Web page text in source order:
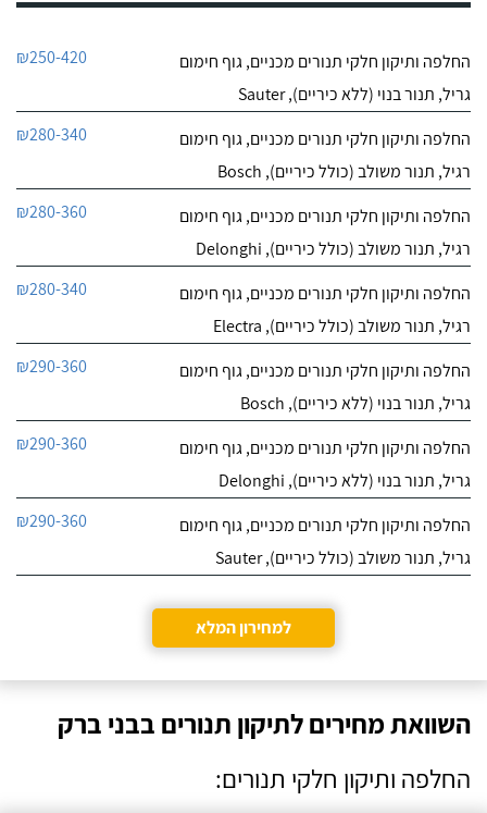
החלפה ותיקון חלקי תנורים מכניים, גוף חימום
גריל, תנור בנוי (ללא כיריים), Sauter
₪250-420
החלפה ותיקון חלקי תנורים מכניים, גוף חימום
רגיל, תנור משולב (כולל כיריים), Bosch
₪280-340
החלפה ותיקון חלקי תנורים מכניים, גוף חימום
רגיל, תנור משולב (כולל כיריים), Delonghi
₪280-360
החלפה ותיקון חלקי תנורים מכניים, גוף חימום
רגיל, תנור משולב (כולל כיריים), Electra
₪280-340
החלפה ותיקון חלקי תנורים מכניים, גוף חימום
גריל, תנור בנוי (ללא כיריים), Bosch
₪290-360
החלפה ותיקון חלקי תנורים מכניים, גוף חימום
גריל, תנור בנוי (ללא כיריים), Delonghi
₪290-360
החלפה ותיקון חלקי תנורים מכניים, גוף חימום
גריל, תנור משולב (כולל כיריים), Sauter
₪290-360
למחירון המלא
השוואת מחירים לתיקון תנורים בבני ברק
החלפה ותיקון חלקי תנורים: